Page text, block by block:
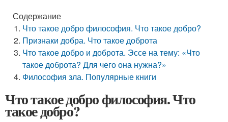
Содержание
Что такое добро философия. Что такое добро?
Признаки добра. Что такое доброта
Что такое добро и доброта. Эссе на тему: «Что
такое доброта? Для чего она нужна?»
Философия зла. Популярные книги
Что такое добро философия. Что
такое добро?